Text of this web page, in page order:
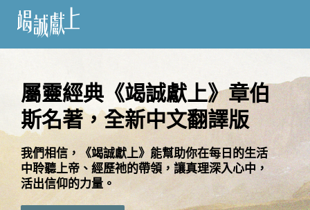
閱
語
言
關
於
屬靈經典《竭誠獻上》章伯
斯名著，全新中文翻譯版
我們相信，《竭誠獻上》能幫助你在每日的生活
中聆聽上帝、經歷祂的帶領，讓真理深入心中，
活出信仰的力量。